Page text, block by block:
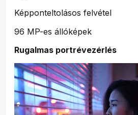
Képponteltolásos felvétel
96 MP-es állóképek
Rugalmas portrévezérlés